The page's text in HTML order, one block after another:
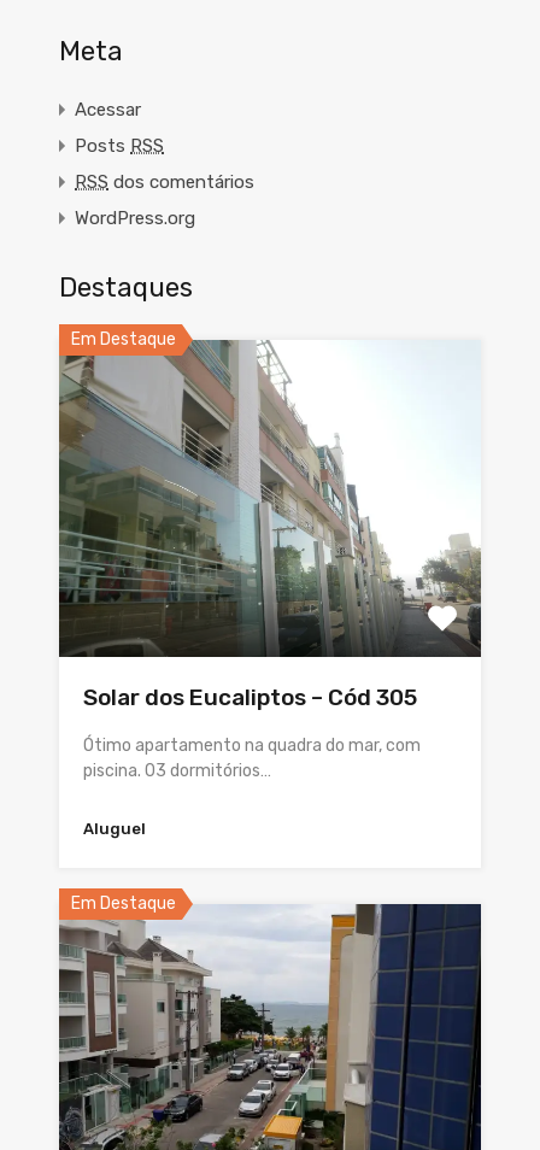
Meta
Acessar
Posts RSS
RSS dos comentários
WordPress.org
Destaques
Em Destaque
Solar dos Eucaliptos – Cód 305
Ótimo apartamento na quadra do mar, com
piscina. 03 dormitórios…
Aluguel
Em Destaque